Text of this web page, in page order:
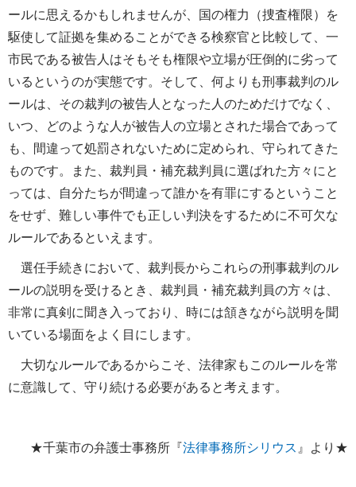
ールに思えるかもしれませんが、国の権力（捜査権限）を
駆使して証拠を集めることができる検察官と比較して、一
市民である被告人はそもそも権限や立場が圧倒的に劣って
いるというのが実態です。そして、何よりも刑事裁判のル
ールは、その裁判の被告人となった人のためだけでなく、
いつ、どのような人が被告人の立場とされた場合であって
も、間違って処罰されないために定められ、守られてきた
ものです。また、裁判員・補充裁判員に選ばれた方々にと
っては、自分たちが間違って誰かを有罪にするということ
をせず、難しい事件でも正しい判決をするために不可欠な
ルールであるといえます。
選任手続きにおいて、裁判長からこれらの刑事裁判のル
ールの説明を受けるとき、裁判員・補充裁判員の方々は、
非常に真剣に聞き入っており、時には頷きながら説明を聞
いている場面をよく目にします。
大切なルールであるからこそ、法律家もこのルールを常
に意識して、守り続ける必要があると考えます。
★千葉市の弁護士事務所『法律事務所シリウス 』より★